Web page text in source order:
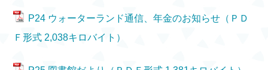
P24 ウォーターランド通信、年金のお知らせ（ＰＤ
Ｆ形式 2,038キロバイト）